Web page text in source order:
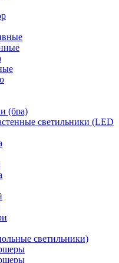
(бра)
светильники (LED
светильники)